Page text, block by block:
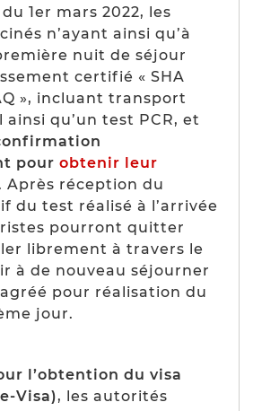
1er mars 2022, les
n’ayant ainsi qu’à
nuit de séjour
certifié « SHA
», incluant transport
qu’un test PCR, et
pour obtenir leur
Après réception du
du test réalisé à l’arrivée
pourront quitter
librement à travers le
à de nouveau séjourner
pour réalisation du
jour.
l’obtention du visa
Visa), les autorités